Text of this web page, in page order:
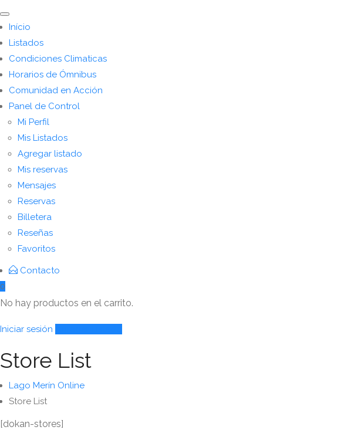
Início
Listados
Condiciones Climaticas
Horarios de Ómnibus
Comunidad en Acción
Panel de Control
Mi Perfil
Mis Listados
Agregar listado
Mis reservas
Mensajes
Reservas
Billetera
Reseñas
Favoritos
Contacto
0
No hay productos en el carrito.
Iniciar sesión
Store List
Lago Merín Online
Store List
[dokan-stores]